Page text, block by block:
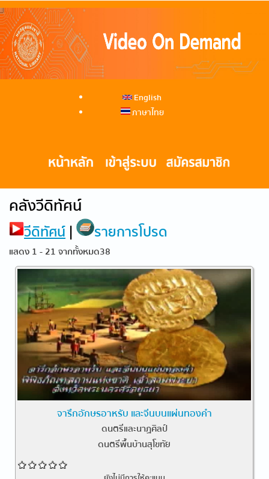
English
ภาษาไทย
คลังวีดิทัศน์
วีดิทัศน์ | รายการโปรด
แสดง 1 - 21 จากทั้งหมด38
จารึกอักษรอาหรับ และจีนบนแผ่นทองคำ
ดนตรีและนาฏศิลป์
ดนตรีพื้นบ้านสุโขทัย